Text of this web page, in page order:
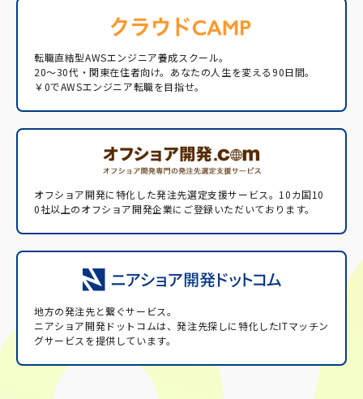
転職直結型AWSエンジニア養成スクール。
20〜30代・関東在住者向け。あなたの人生を変える90日間。
￥0でAWSエンジニア転職を目指せ。
オフショア開発に特化した発注先選定支援サービス。 10カ国10
0社以上のオフショア開発企業にご登録いただいております。
地方の発注先と繋ぐサービス。
ニアショア開発ドットコムは、発注先探しに特化したITマッチン
グサービスを提供しています。